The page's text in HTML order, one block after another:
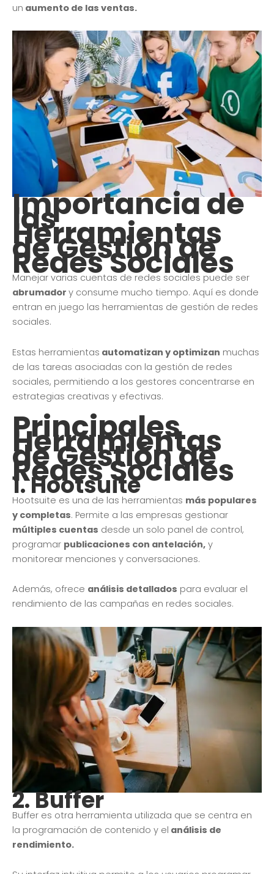
un aumento de las ventas.
Importancia de
las
Herramientas
de Gestión de
Redes Sociales
Manejar varias cuentas de redes sociales puede ser
abrumador y consume mucho tiempo. Aquí es donde
entran en juego las herramientas de gestión de redes
sociales.
Estas herramientas automatizan y optimizan muchas
de las tareas asociadas con la gestión de redes
sociales, permitiendo a los gestores concentrarse en
estrategias creativas y efectivas.
Principales
Herramientas
de Gestión de
Redes Sociales
1.Hootsuite
Hootsuite es una de las herramientas más populares
y completas. Permite a las empresas gestionar
múltiples cuentas desde un solo panel de control,
programar publicaciones con antelación, y
monitorear menciones y conversaciones.
Además, ofrece análisis detallados para evaluar el
rendimiento de las campañas en redes sociales.
2.Buffer
Buffer es otra herramienta utilizada que se centra en
la programación de contenido y el análisis de
rendimiento.